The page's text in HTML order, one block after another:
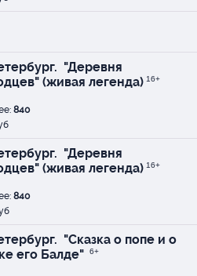
"Деревня
(живая легенда) 16+
840
"Деревня
(живая легенда) 16+
840
"Сказка о попе и о
его Балде"
6+